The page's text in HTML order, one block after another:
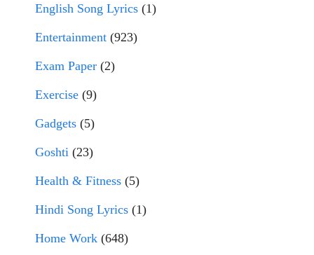
English Song Lyrics (1)
Entertainment (923)
Exam Paper (2)
Exercise (9)
Gadgets (5)
Goshti (23)
Health & Fitness (5)
Hindi Song Lyrics (1)
Home Work (648)